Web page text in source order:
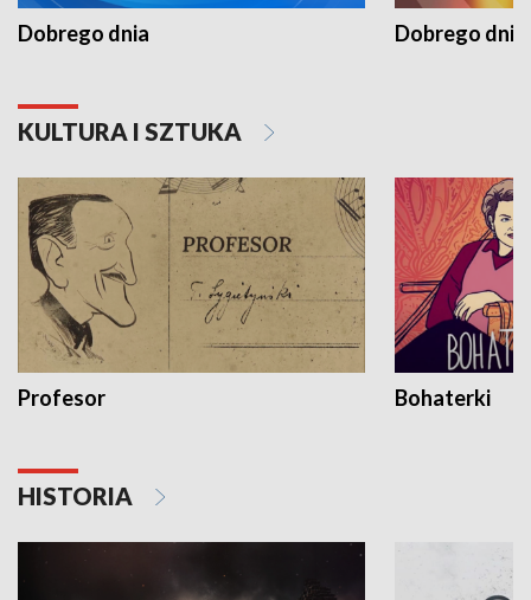
Dobrego dnia Dobrego dnia
KULTURA I SZTUKA
Profesor Bohaterki
HISTORIA